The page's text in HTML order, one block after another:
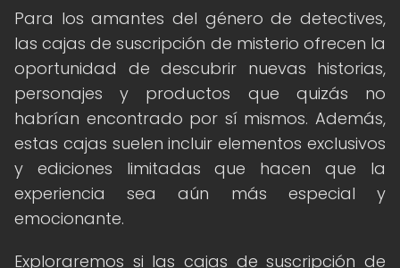
Para los amantes del género de detectives,
las cajas de suscripción de misterio ofrecen la
oportunidad de descubrir nuevas historias,
personajes y productos que quizás no
habrían encontrado por sí mismos. Además,
estas cajas suelen incluir elementos exclusivos
y ediciones limitadas que hacen que la
experiencia sea aún más especial y
emocionante.
Exploraremos si las cajas de suscripción de